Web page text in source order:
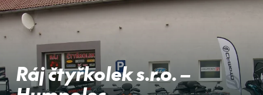
Ráj čtyřkolek s.r.o. –